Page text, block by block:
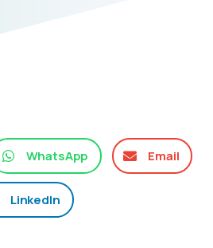
WhatsApp Email
LinkedIn